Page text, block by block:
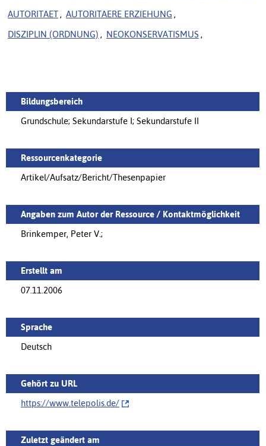
AUTORITAET , AUTORITAERE ERZIEHUNG ,
DISZIPLIN (ORDNUNG) , NEOKONSERVATISMUS ,
Bildungsbereich
Grundschule; Sekundarstufe I; Sekundarstufe II
Ressourcenkategorie
Artikel/Aufsatz/Bericht/Thesenpapier
Angaben zum Autor der Ressource / Kontaktmöglichkeit
Brinkemper, Peter V.;
Erstellt am
07.11.2006
Sprache
Deutsch
Gehört zu URL
https://www.telepolis.de/‌
Zuletzt geändert am